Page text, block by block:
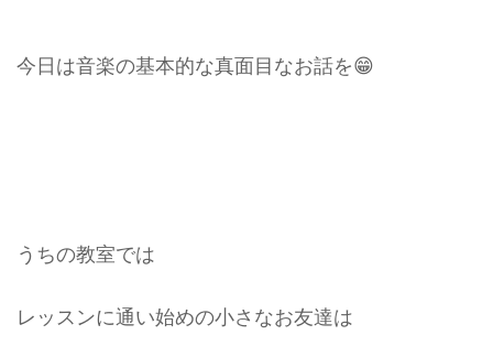
今日は音楽の基本的な真面目なお話を😁
うちの教室では
レッスンに通い始めの小さなお友達は